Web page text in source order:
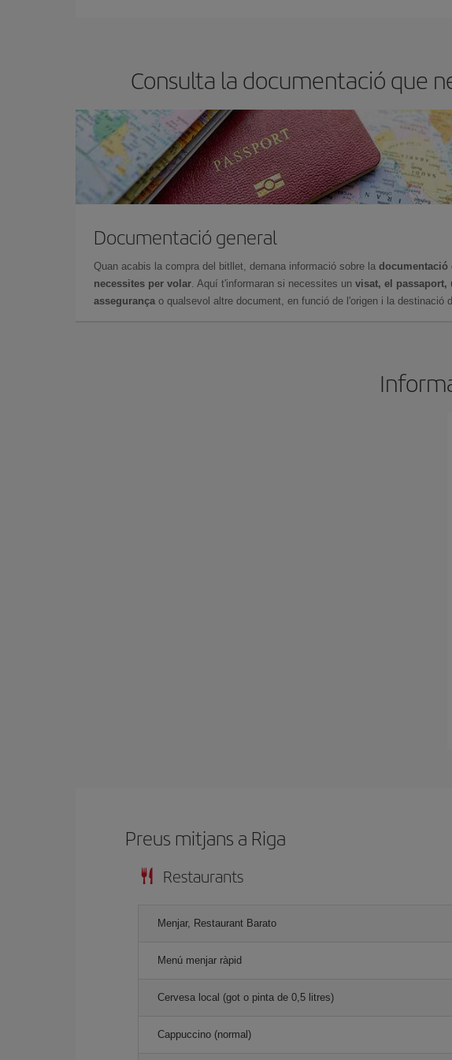
Consulta la documentació que
Documentació general
Quan acabis la compra del bitllet, demana informació sobre la documentació
necessites per volar. Aquí t'informaran si necessites un visat, el passaport,
assegurança o qualsevol altre document, en funció de l'origen i la destinació
Preus mitjans a Riga
Restaurants
Menjar, Restaurant Barato
Menú menjar ràpid
Cervesa local (got o pinta de 0,5 litres)
Cappuccino (normal)